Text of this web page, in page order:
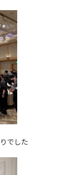
でした